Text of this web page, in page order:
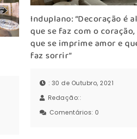
Induplano: “Decoração é
que se faz com o coração,
que se imprime amor e
faz sorrir”
: 30 de Outubro, 2021
Redação::
Comentários: 0